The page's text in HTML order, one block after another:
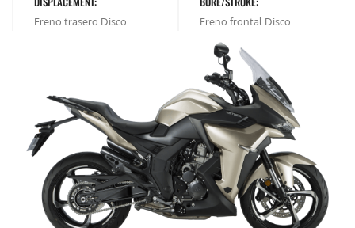
Freno trasero Disco Freno frontal Disco